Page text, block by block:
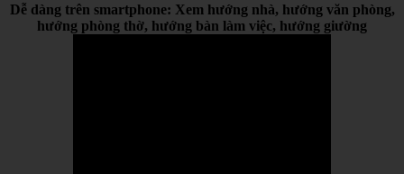
Dễ dàng trên smartphone: Xem hướng nhà, hướng văn phòng,
hướng phòng thờ, hướng bàn làm việc, hướng giường